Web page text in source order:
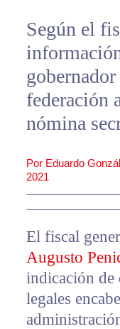
Según el
federación
nómina
Por Eduardo
2021
El fiscal
Augusto
indicación de
legales